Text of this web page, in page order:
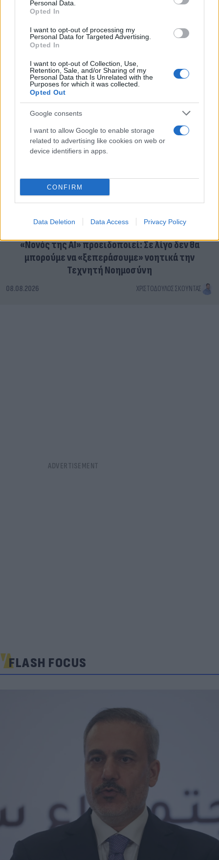
Personal Data.
Opted In
I want to opt-out of processing my
Personal Data for Targeted Advertising.
Opted In
I want to opt-out of Collection, Use,
Retention, Sale, and/or Sharing of my
Personal Data that Is Unrelated with the
Purposes for which it was collected.
Opted Out
Google consents
I want to allow Google to enable storage
related to advertising like cookies on web or
device identifiers in apps.
CONFIRM
Data Deletion Data Access Privacy Policy
«Νονός της AI» προειδοποιεί: Σε λίγο δεν θα
μπορούμε να «ξεπεράσουμε» νοητικά την
Τεχνητή Νοημοσύνη
08.08.2026 ΧΡΙΣΤΌΔΟΥΛΟΣ ΣΚΟΎΝΤΑΣ
FLASH FOCUS